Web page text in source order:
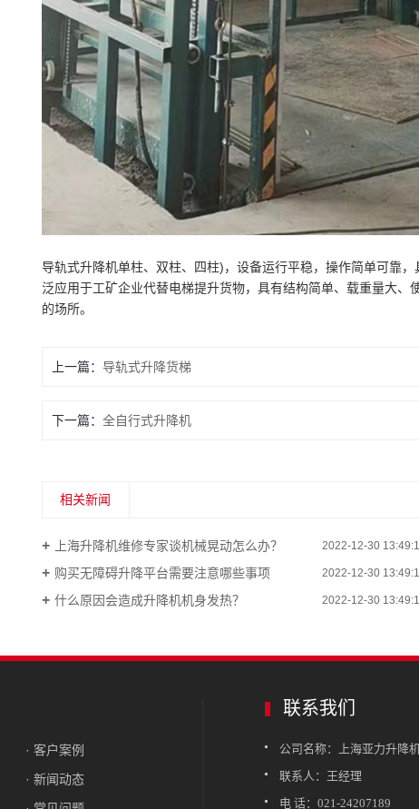
导轨式升降机单柱、双柱、四柱)，设备运行平稳，操作简单可靠
泛应用于工矿企业代替电梯提升货物，具有结构简单、载重量大
的场所。
上一篇： 导轨式升降货梯
下一篇： 全自行式升降机
相关新闻
上海升降机维修专家谈机械晃动怎么办？ 2022-12-30
购买无障碍升降平台需要注意哪些事项 2022-12-30
什么原因会造成升降机机身发热？ 2022-12-30
· 客户案例
· 新闻动态
联系我们
公司名称：上海亚力升降
联系人：王经理
电 话：021-24207189